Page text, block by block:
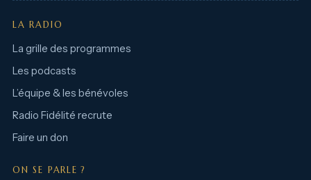
LA RADIO
La grille des programmes
Les podcasts
L’équipe & les bénévoles
Radio Fidélité recrute
Faire un don
ON SE PARLE ?